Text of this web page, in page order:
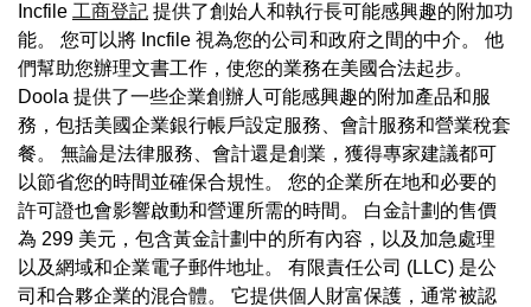
Incfile 工商登記 提供了創始人和執行長可能感興趣的附加功
能。 您可以將 Incfile 視為您的公司和政府之間的中介。 他
們幫助您辦理文書工作，使您的業務在美國合法起步。
Doola 提供了一些企業創辦人可能感興趣的附加產品和服
務，包括美國企業銀行帳戶設定服務、會計服務和營業稅套
餐。 無論是法律服務、會計還是創業，獲得專家建議都可
以節省您的時間並確保合規性。 您的企業所在地和必要的
許可證也會影響啟動和營運所需的時間。 白金計劃的售價
為 299 美元，包含黃金計劃中的所有內容，以及加急處理
以及網域和企業電子郵件地址。 有限責任公司 (LLC) 是公
司和合夥企業的混合體。 它提供個人財富保護，通常被認